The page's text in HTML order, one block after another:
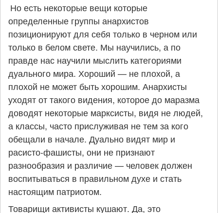
Но есть некоторые вещи которые
определенные группы анархистов
позиционируют для себя только в черном или
только в белом свете. Мы научились, а по
правде нас научили мыслить категориями
дуального мира. Хороший — не плохой, а
плохой не может быть хорошим. Анархисты
уходят от такого видения, которое до маразма
доводят некоторые марксисты, видя не людей,
а классы, часто прислуживая не тем за кого
обещали в начале. Дуально видят мир и
расисто-фашисты, они не признают
разнообразия и различие — человек должен
воспитываться в правильном духе и стать
настоящим патриотом.
Товарищи активисты кушают. Да, это